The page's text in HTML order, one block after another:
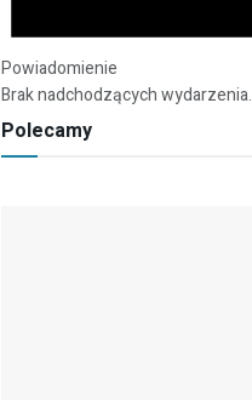
Powiadomienie
Brak nadchodzących wydarzenia.
Polecamy